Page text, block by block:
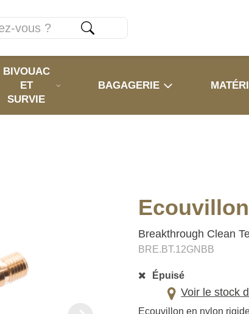
BIVOUAC
ET
SURVIE
BAGAGERIE
Breakthrough Clean
BRE.BT.12GNBB
Épuisé
Voir le stock
Ecouvillon en nylon